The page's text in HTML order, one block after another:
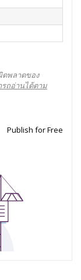
ดพลาดของ
รถอ่านได้ตาม
Publish for Free